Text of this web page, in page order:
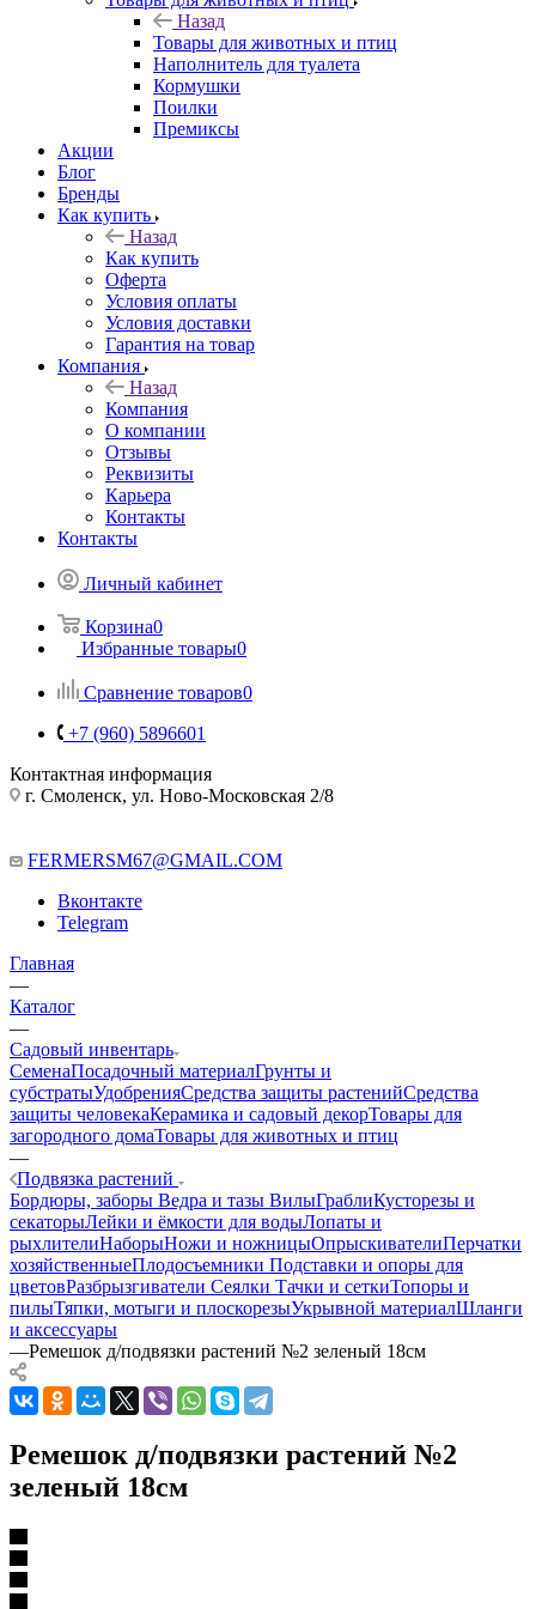
Назад
Товары для животных и птиц
Наполнитель для туалета
Кормушки
Поилки
Премиксы
Акции
Блог
Бренды
Как купить
Назад
Как купить
Оферта
Условия оплаты
Условия доставки
Гарантия на товар
Компания
Назад
Компания
О компании
Отзывы
Реквизиты
Карьера
Контакты
Контакты
Личный кабинет
Корзина0
Избранные товары0
Сравнение товаров0
+7 (960) 5896601
Контактная информация
г. Смоленск, ул. Ново-Московская 2/8
FERMERSM67@GMAIL.COM
Вконтакте
Telegram
Главная
—
Каталог
—
Садовый инвентарь
СеменаПосадочный материалГрунты и
субстратыУдобренияСредства защиты растенийСредства
защиты человекаКерамика и садовый декорТовары для
загородного домаТовары для животных и птиц
—
Подвязка растений
Бордюры, заборы Ведра и тазы ВилыГраблиКусторезы и
секаторыЛейки и ёмкости для водыЛопаты и
рыхлителиНаборыНожи и ножницыОпрыскивателиПерчатки
хозяйственныеПлодосъемники Подставки и опоры для
цветовРазбрызгиватели Сеялки Тачки и сеткиТопоры и
пилыТяпки, мотыги и плоскорезыУкрывной материалШланги
и аксессуары
—Ремешок д/подвязки растений №2 зеленый 18см
Ремешок д/подвязки растений №2
зеленый 18см